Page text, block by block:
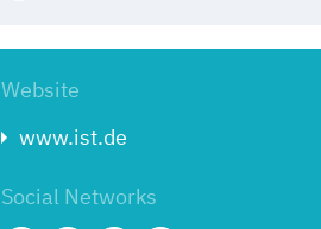
Website
www.ist.de
Social Networks